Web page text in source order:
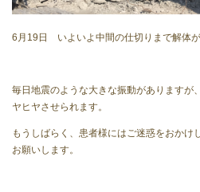
6月19日 いよいよ中間の仕切りまで解体
毎日地震のような大きな振動がありますが
ヤヒヤさせられます。
もうしばらく、患者様にはご迷惑をおかけ
お願いします。